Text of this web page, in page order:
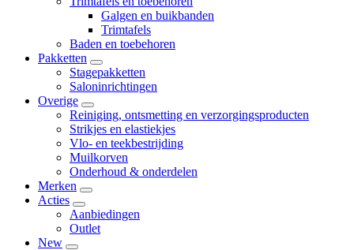
Galgen en buikbanden
Trimtafels
Baden en toebehoren
Pakketten
Stagepakketten
Saloninrichtingen
Overige
Reiniging, ontsmetting en verzorgingsproducten
Strikjes en elastiekjes
Vlo- en teekbestrijding
Muilkorven
Onderhoud & onderdelen
Merken
Acties
Aanbiedingen
Outlet
New